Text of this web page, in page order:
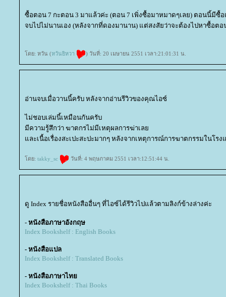
ซื้อตอน 7 กะตอน 3 มาแล้วค่ะ (ตอน 7 เพิ่งซื้อมาหมาดๆเลย) ตอนนี้มีซื้อ
จบไปไม่นานเอง (หลังจากที่ดองมานาน) แต่สงสัยว่าจะต้องไปหาซื้อต
ดย: หวัน (หวันยิหวา ) วันที่: 20 เมษายน 2551 เวลา:21:01:31 น.
อ่านจบเมื่อวานนี้ครับ หลังจากอ่านรีวิวของคุณไอซ์
ไม่ชอบเล่มนี้เหมือนกันครับ
มีความรู้สึกว่า ฆาตกรไม่มีเหตุผลการฆ่าเล
ละเนื้อเรื่องสะเปะสะปะมากๆ หลังจากเหตุการณ์การฆาตกรรมในโรง
ดย: takky_sc วันที่: 4 พฤษภาคม 2551 เวลา:12:51:44 น.
ดู Index รายชื่อหนังสืออื่นๆ ที่ไอซ์ได้รีวิวไปแล้วตามลิงก์ข้างล่างค่ะ
- หนังสือภาษาอังกฤษ
Index Bookshelf : English Books
- หนังสือแปล
Index Bookshelf : Translated Books
- หนังสือภาษาไท
Index Bookshelf : Thai Books